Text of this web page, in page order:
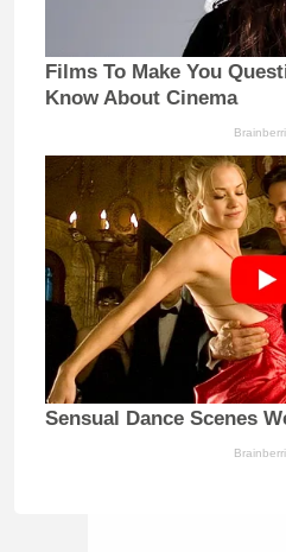
Films To Make You
Know About Cinema
Sensual Dance Scenes